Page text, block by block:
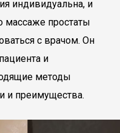
индивидуальна, и
массаже простаты
с врачом. Он
и
методы
и преимущества.